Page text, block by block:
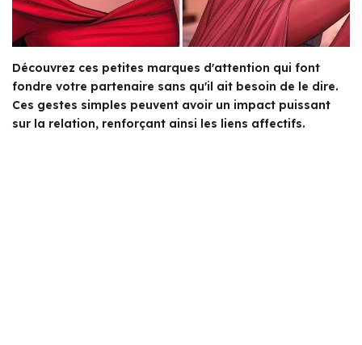
Découvrez ces petites marques d'attention qui font
fondre votre partenaire sans qu'il ait besoin de le dire.
Ces gestes simples peuvent avoir un impact puissant
sur la relation, renforçant ainsi les liens affectifs.